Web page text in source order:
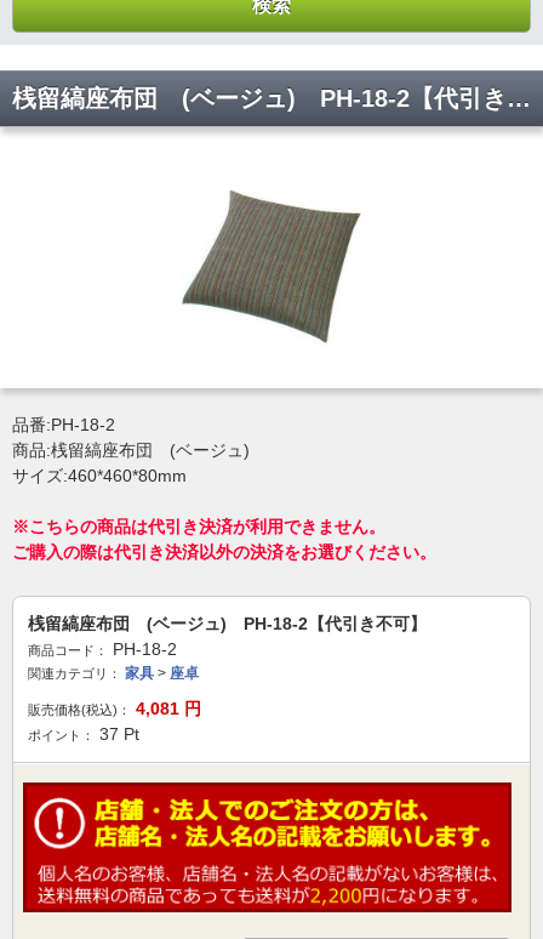
桟留縞座布団 (ベージュ) PH-18-2【代引き不可】
品番:PH-18-2
商品:桟留縞座布団 (ベージュ)
サイズ:460*460*80mm
※こちらの商品は代引き決済が利用できません。
ご購入の際は代引き決済以外の決済をお選びください。
桟留縞座布団 (ベージュ) PH-18-2【代引き不可】
商品コード： PH-18-2
関連カテゴリ： 家具 > 座卓
販売価格(税込)： 4,081 円
ポイント： 37 Pt